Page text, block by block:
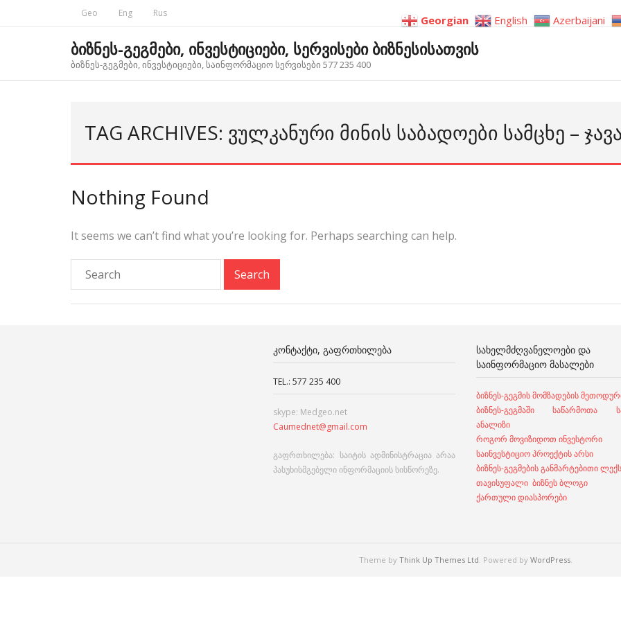
Geo Eng Rus
ბიზნეს-გეგმები, ინვესტიციები, სერვისები ბიზნესისათვის
ბიზნეს-გეგმები, ინვესტიციები, საინფორმაციო სერვისები 577 235 400
TAG ARCHIVES: ᲕᲣᲚᲙᲐᲜᲣᲠᲘ ᲛᲘᲜᲘᲡ ᲡᲐᲑᲐᲓᲝᲔᲑᲘ ᲡᲐᲛᲪᲮᲔ –
Nothing Found
It seems we can’t find what you’re looking for. Perhaps searching can help.
ᲙᲝᲜᲢᲐᲥᲢᲘ, ᲒᲐᲤᲠᲗᲮᲘᲚᲔᲑᲐ
TEL.: 577 235 400
skype: Medgeo.net
Caumednet@gmail.com
გაფრთხილება: საიტის ადმინისტრაცია არაა
პასუხისმგებელი ინფორმაციის სისწორეზე.
ᲡᲐᲮᲔᲚᲛᲫᲦᲕᲐᲜᲔᲚᲝᲔᲑᲘ ᲓᲐ
ᲡᲐᲘᲜᲤᲝᲠᲛᲐᲪᲘᲝ ᲛᲐᲡᲐᲚᲔᲑᲘ
ბიზნეს-გეგმის მომზადების
ბიზნეს-გეგმაში საწარმოთა
ანალიზი
როგორ მოვიზიდოთ ინვესტორი
საინვესტიციო პროექტის არსი
ბიზნეს-გეგმების განმარტებითი
თავისუფალი ბიზნეს ბლოგი
ქართული დიასპორები
Theme by Think Up Themes Ltd. Powered by WordPress.
Georgian English Azerbaijani